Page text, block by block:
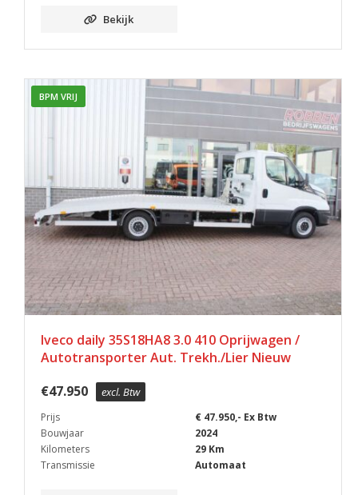
Bekijk
BPM VRIJ
Iveco daily 35S18HA8 3.0 410 Oprijwagen /
Autotransporter Aut. Trekh./Lier Nieuw
€47.950 excl. Btw
Prijs
€ 47.950,- Ex Btw
Bouwjaar
2024
Kilometers
29 Km
Transmissie
Automaat